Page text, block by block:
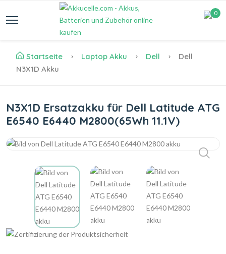
0
Startseite Laptop Akku Dell
Dell
N3X1D Akku
N3X1D Ersatzakku für Dell Latitude ATG
E6540 E6440 M2800(65Wh 11.1V)